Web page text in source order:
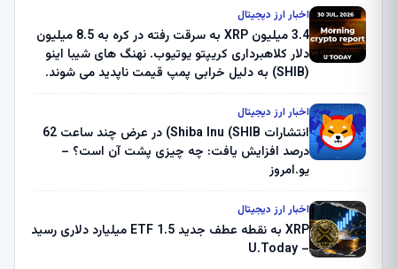
اخبار ارز دیجیتال
3.4 میلیون XRP به سرقت رفته در کره به 8.5 میلیون
دلار کلاهبرداری کریپتو یوتیوب. نهنگ های شیبا اینو
(SHIB) به دلیل خرابی پمپ قیمت ناپدید می شوند.
ثبت کرد – گزارش کریپتو صبح – U.Today
اخبار ارز دیجیتال
انتشارات Shiba Inu (SHIB) در عرض چند ساعت 62
درصد افزایش یافت: چه چیزی پشت آن است؟ –
یو.امروز
اخبار ارز دیجیتال
XRP به نقطه عطف جدید ETF 1.5 میلیارد دلاری رسید
– U.Today